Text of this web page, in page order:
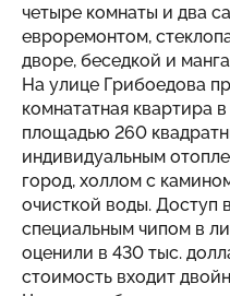
четыре комнаты и два
евроремонтом,
дворе, беседкой и
На улице Грибоедова
комнататная квартира
площадью 260
индивидуальным
город, холлом с
очисткой воды. Доступ
специальным чипом в
оценили в 430 тыс.
стоимость входит